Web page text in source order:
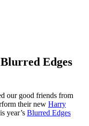
Edges
our good friends from
their new Harry
year’s Blurred Edges